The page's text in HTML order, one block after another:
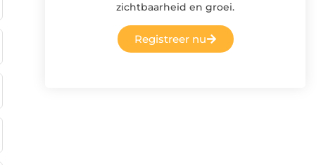
zichtbaarheid en groei.
Registreer nu